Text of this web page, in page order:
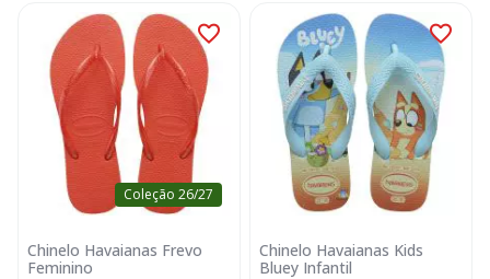
Coleção 26/27
Chinelo Havaianas Frevo
Feminino
Chinelo Havaianas Kids
Bluey Infantil